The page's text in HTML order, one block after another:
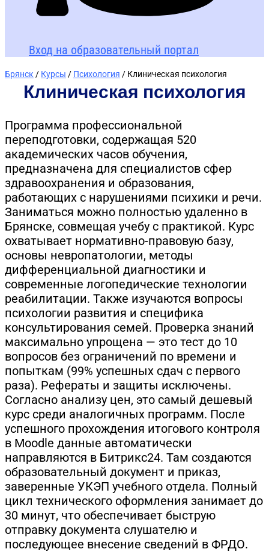
Вход на образовательный портал
Брянск / Курсы / Психология / Клиническая психология
Клиническая психология
Программа профессиональной
переподготовки, содержащая 520
академических часов обучения,
предназначена для специалистов сфер
здравоохранения и образования,
работающих с нарушениями психики и речи.
Заниматься можно полностью удаленно в
Брянске, совмещая учебу с практикой. Курс
охватывает нормативно-правовую базу,
основы невропатологии, методы
дифференциальной диагностики и
современные логопедические технологии
реабилитации. Также изучаются вопросы
психологии развития и специфика
консультирования семей. Проверка знаний
максимально упрощена — это тест до 10
вопросов без ограничений по времени и
попыткам (99% успешных сдач с первого
раза). Рефераты и защиты исключены.
Согласно анализу цен, это самый дешевый
курс среди аналогичных программ. После
успешного прохождения итогового контроля
в Moodle данные автоматически
направляются в Битрикс24. Там создаются
образовательный документ и приказ,
заверенные УКЭП учебного отдела. Полный
цикл технического оформления занимает до
30 минут, что обеспечивает быструю
отправку документа слушателю и
последующее внесение сведений в ФРДО.